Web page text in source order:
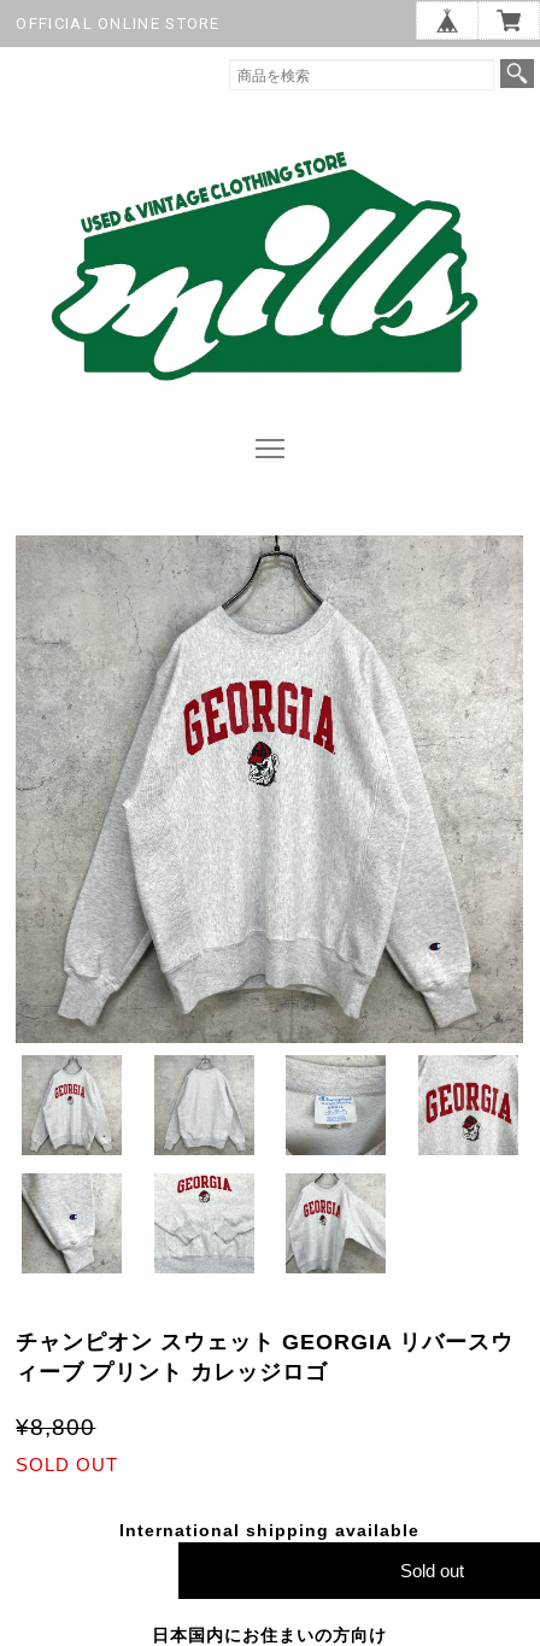
OFFICIAL ONLINE STORE
チャンピオン スウェット GEORGIA リバースウ
ィーブ プリント カレッジロゴ
¥8,800
SOLD OUT
International shipping available
Sold out
日本国内にお住まいの方向け